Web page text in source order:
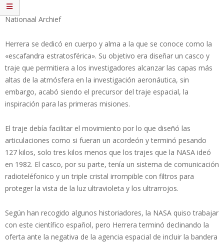
Nationaal Archief
Herrera se dedicó en cuerpo y alma a la que se conoce como la
«escafandra estratosférica». Su objetivo era diseñar un casco y
traje que permitiera a los investigadores alcanzar las capas más
altas de la atmósfera en la investigación aeronáutica, sin
embargo, acabó siendo el precursor del traje espacial, la
inspiración para las primeras misiones.
El traje debía facilitar el movimiento por lo que diseñó las
articulaciones como si fueran un acordeón y terminó pesando
127 kilos, solo tres kilos menos que los trajes que la NASA ideó
en 1982. El casco, por su parte, tenía un sistema de comunicación
radioteléfonico y un triple cristal irrompible con filtros para
proteger la vista de la luz ultravioleta y los ultrarrojos.
Según han recogido algunos historiadores, la NASA quiso trabajar
con este científico español, pero Herrera terminó declinando la
oferta ante la negativa de la agencia espacial de incluir la bandera